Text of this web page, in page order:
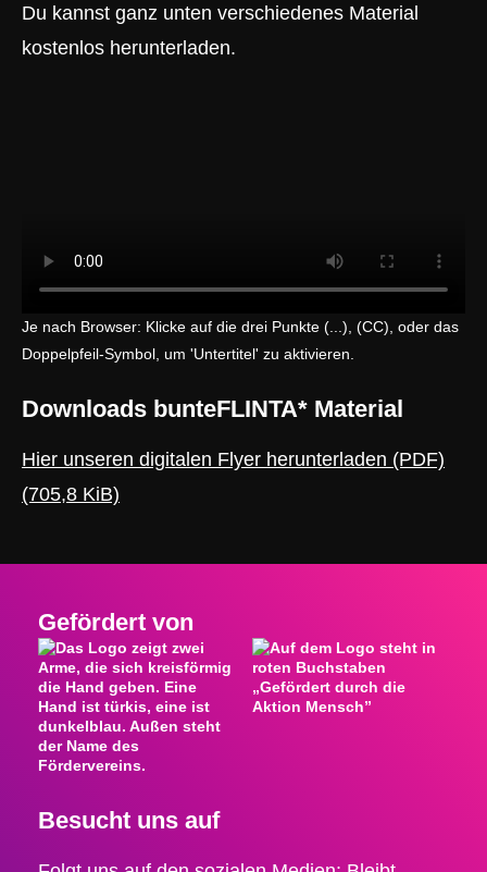
Du kannst ganz unten verschiedenes Material
kostenlos herunterladen.
Je nach Browser: Klicke auf die drei Punkte (...), (CC), oder das
Doppelpfeil-Symbol, um 'Untertitel' zu aktivieren.
Downloads bunteFLINTA* Material
Hier unseren digitalen Flyer herunterladen (PDF)
(705,8 KiB)
Gefördert von
Besucht uns auf